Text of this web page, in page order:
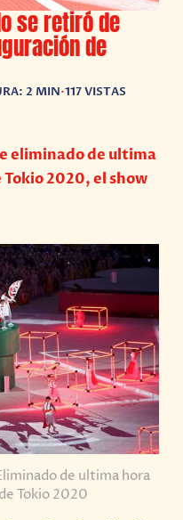
se retiró de
de
2 MIN•117 VISTAS
eliminado de ultima
2020, el show
de ultima hora
Tokio 2020